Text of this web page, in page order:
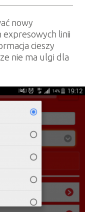
nowy
linii
cieszy
nie ma ulgi dla